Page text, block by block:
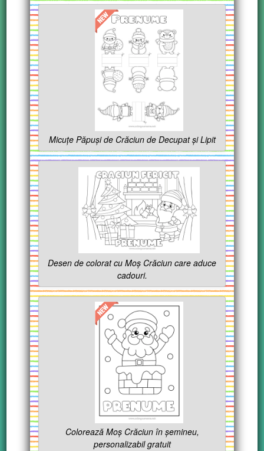
Micuțe Păpuși de Crăciun de Decupat și Lipit
Desen de colorat cu Moș Crăciun care aduce
cadouri.
Colorează Moș Crăciun în șemineu,
personalizabil gratuit